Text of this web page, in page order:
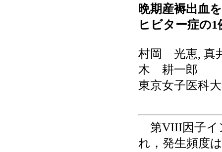
晩期産褥出血
ヒビター症の1
村岡 光恵, 真
木 耕一郎
東京女子医科
第VIII因子イ
れ，発生頻度